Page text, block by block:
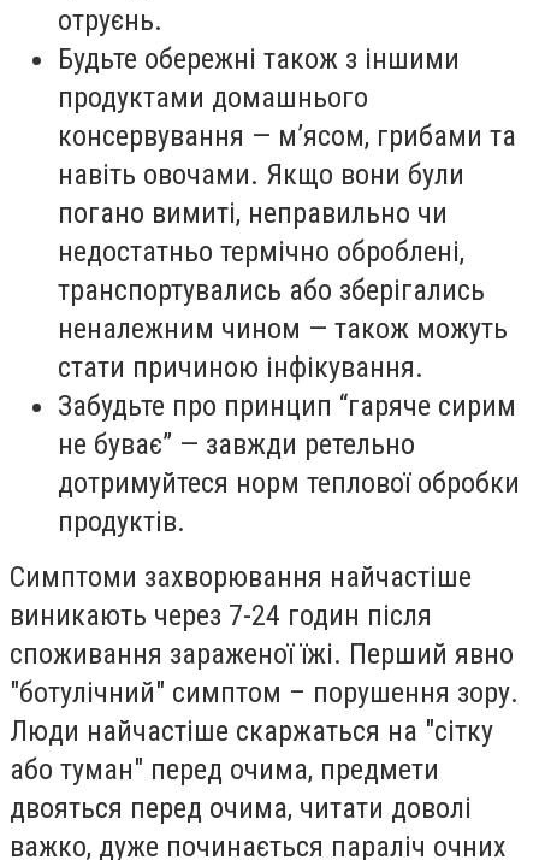
отруєнь.
Будьте обережні також з іншими
продуктами домашнього
консервування — м’ясом, грибами та
навіть овочами. Якщо вони були
погано вимиті, неправильно чи
недостатньо термічно оброблені,
транспортувались або зберігались
неналежним чином — також можуть
стати причиною інфікування.
Забудьте про принцип “гаряче сирим
не буває” — завжди ретельно
дотримуйтеся норм теплової обробки
продуктів.
Симптоми захворювання найчастіше
виникають через 7-24 годин після
споживання зараженої їжі. Перший явно
"ботулічний" симптом – порушення зору.
Люди найчастіше скаржаться на "сітку
або туман" перед очима, предмети
двояться перед очима, читати доволі
важко, дуже починається параліч очних